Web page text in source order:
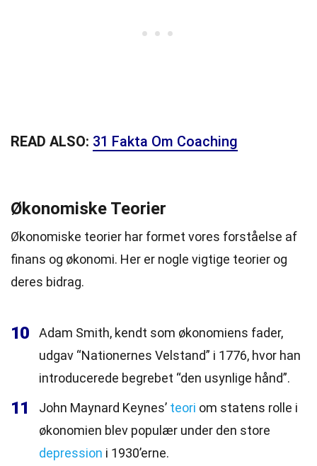
READ ALSO: 31 Fakta Om Coaching
Økonomiske Teorier
Økonomiske teorier har formet vores forståelse af
finans og økonomi. Her er nogle vigtige teorier og
deres bidrag.
10
Adam Smith, kendt som økonomiens fader,
udgav “Nationernes Velstand” i 1776, hvor han
introducerede begrebet “den usynlige hånd”.
11 John Maynard Keynes’ teori om statens rolle i
økonomien blev populær under den store
depression i 1930’erne.